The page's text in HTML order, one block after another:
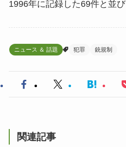
1996年に記録した69件と並び
ニュース ＆ 話題 犯罪 銃規制
関連記事